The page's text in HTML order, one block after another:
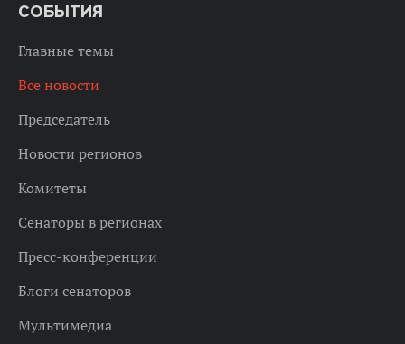
СОБЫТИЯ
Главные темы
Все новости
Председатель
Новости регионов
Комитеты
Сенаторы в регионах
Пресс-конференции
Блоги сенаторов
Мультимедиа